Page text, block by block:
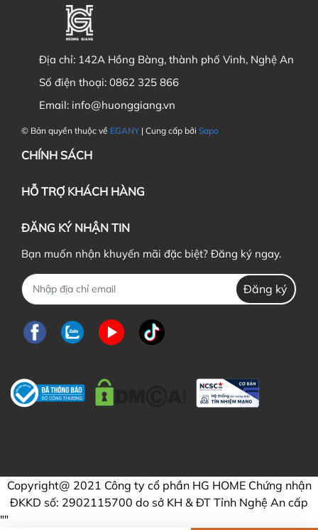
Địa chỉ: 142A Hồng Bàng, thành phố Vinh, Nghệ An
Số điện thoại: 0862 325 866
Email: info@huonggiang.vn
© Bản quyền thuộc về EGANY | Cung cấp bởi Sapo
CHÍNH SÁCH
HỖ TRỢ KHÁCH HÀNG
ĐĂNG KÝ NHẬN TIN
Bạn muốn nhận khuyến mãi đặc biệt? Đăng ký ngay.
Đăng ký
Copyright@ 2021 Công ty cổ phần HG HOME Chứng nhận
ĐKKD số: 2902115700 do sở KH & ĐT Tỉnh Nghệ An cấp
""